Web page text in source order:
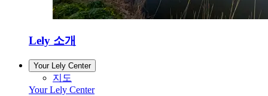
Lely 소개
Your Lely Center
지도
Your Lely Center